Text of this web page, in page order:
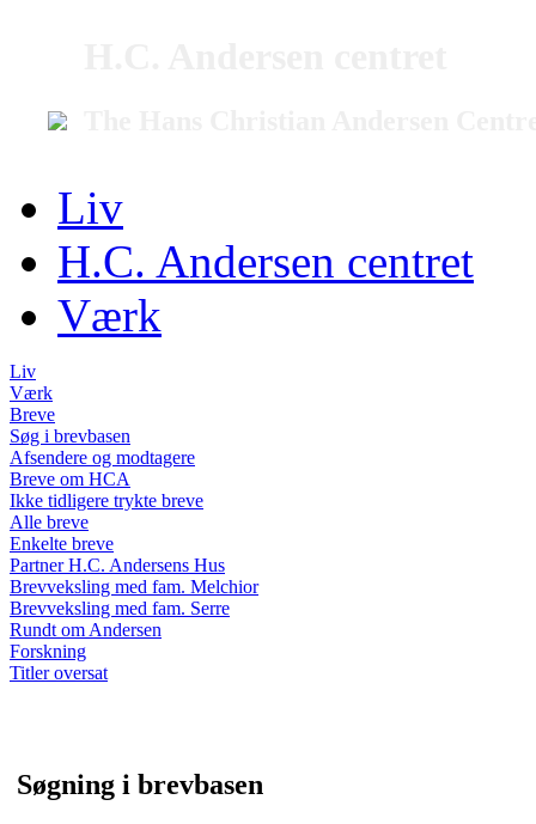
Liv
H.C. Andersen centret
Værk
Liv
Værk
Breve
Søg i brevbasen
Afsendere og modtagere
Breve om HCA
Ikke tidligere trykte breve
Alle breve
Enkelte breve
Partner H.C. Andersens Hus
Brevveksling med fam. Melchior
Brevveksling med fam. Serre
Rundt om Andersen
Forskning
Titler oversat
Søgning i brevbasen